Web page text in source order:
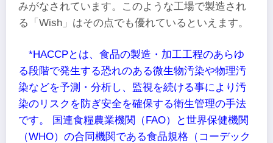
みがなされています。このような工場で製造され
る「Wish」はその点でも優れているといえます。
*HACCPとは、食品の製造・加工工程のあらゆ
る段階で発生する恐れのある微生物汚染や物理汚
染などを予測・分析し、監視を続ける事により汚
染のリスクを防ぎ安全を確保する衛生管理の手法
です。 国連食糧農業機関（FAO）と世界保健機関
（WHO）の合同機関である食品規格（コーデック